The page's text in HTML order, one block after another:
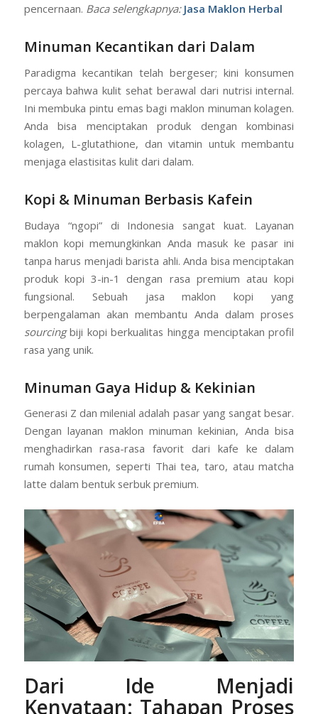
kategori ini adalah maklon minuman fiber, produk kaya
pencernaan.Baca selengkapnya: Jasa Maklon Herbal
Minuman Kecantikan dari Dalam
Paradigma kecantikan telah bergeser; kini konsumen
percaya bahwa kulit sehat berawal dari nutrisi internal.
Ini membuka pintu emas bagi maklon minuman kolagen.
Anda bisa menciptakan produk dengan kombinasi
menjaga elastisitas kulit dari dalam.
Kopi & Minuman Berbasis Kafein
Budaya “ngopi” di Indonesia sangat kuat. Layanan
maklon kopi memungkinkan Anda masuk ke pasar ini
tanpa harus menjadi barista ahli. Anda bisa menciptakan
produk kopi 3-in-1 dengan rasa premium atau kopi
fungsional. Sebuah jasa maklon kopi yang
berpengalaman akan membantu Anda dalam proses
rasa yang unik.
Minuman Gaya Hidup & Kekinian
Generasi Z dan milenial adalah pasar yang sangat besar.
Dengan layanan maklon minuman kekinian, Anda bisa
menghadirkan rasa-rasa favorit dari kafe ke dalam
rumah konsumen, seperti Thai tea, taro, atau matcha
latte dalam bentuk serbuk premium.